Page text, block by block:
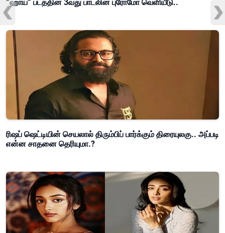
“ஹாய்” படத்தின் 3வது பாடலின் புரோமோ வெளியீடு..
ரிஷப் ஷெட்டியின் செயலால் திரும்பிப் பார்க்கும் திரையுலகு.. அப்படி
என்ன சாதனை தெரியுமா.?